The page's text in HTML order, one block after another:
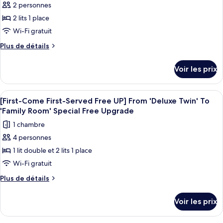
check-
out:
11:00
to
check-
out:
11:00
+
1
Bottle
of
Wine
Hollywood
Double
1
pour
ce
type
de
Bird
Wine
PKG]
Balcony
Hollywood
Double
+
Bottle
of
2 personnes
2 lits 1 place
Wi-Fi gratuit
Plus de détails
Plus
le
type
de
chambre
Bird
Wine
Balcony
Hollywood
+
Wine
Voir les prix
Afficher
toutes
les
photos
pour
ce
type
de
Come
Une chambre d’hôtel avec deux lits,
6
[First-Come First-Served Free UP] From 'Deluxe Twin' To
'Family Room' Special Free Upgrade
1 chambre
4 personnes
1 lit double et 2 lits 1 place
Wi-Fi gratuit
Plus de détails
Plus
le
Voir les prix